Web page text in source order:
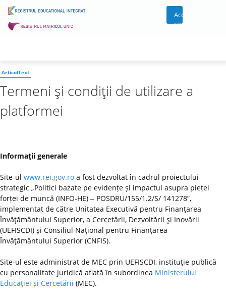
Acces
cont
ArticolText
Termeni şi condiţii de utilizare a
platformei
Informaţii generale
Site-ul www.rei.gov.ro a fost dezvoltat în cadrul proiectului
strategic „Politici bazate pe evidențe și impactul asupra pieței
forței de muncă (INFO-HE) ‒ POSDRU/155/1.2/S/ 141278”,
implementat de către Unitatea Executivă pentru Finanţarea
Învăţământului Superior, a Cercetării, Dezvoltării şi Inovării
(UEFISCDI) şi Consiliul Naţional pentru Finanţarea
Învăţământului Superior (CNFIS).
Site-ul este administrat de MEC prin UEFISCDI, instituţie publică
cu personalitate juridică aflată în subordinea Ministerului
Educaţiei și Cercetării (MEC).